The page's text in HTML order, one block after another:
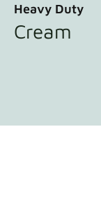
Heavy Duty
Cream